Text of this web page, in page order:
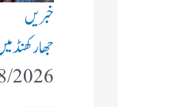
خبریں
جھارکھنڈ
2026